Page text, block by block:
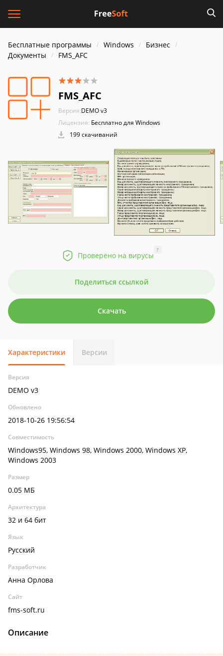
Бесплатные программы Windows
Бизнес
Документы
FMS_AFC
FMS_AFC
Версия:DEMO v3
Лицензия: Бесплатно для Windows
199 скачиваний
Проверено на вирусы
?
Поделиться ссылкой
Скачать
Характеристики Версии
Версия
DEMO v3
Обновлено
2018-10-26 19:56:54
Совместимость
Windows95, Windows 98, Windows 2000, Windows XP,
Windows 2003
Размер
0.05 МБ
Архитектура
32 и 64 бит
Язык
Русский
Разработчик
Анна Орлова
Сайт
fms-soft.ru
Описание